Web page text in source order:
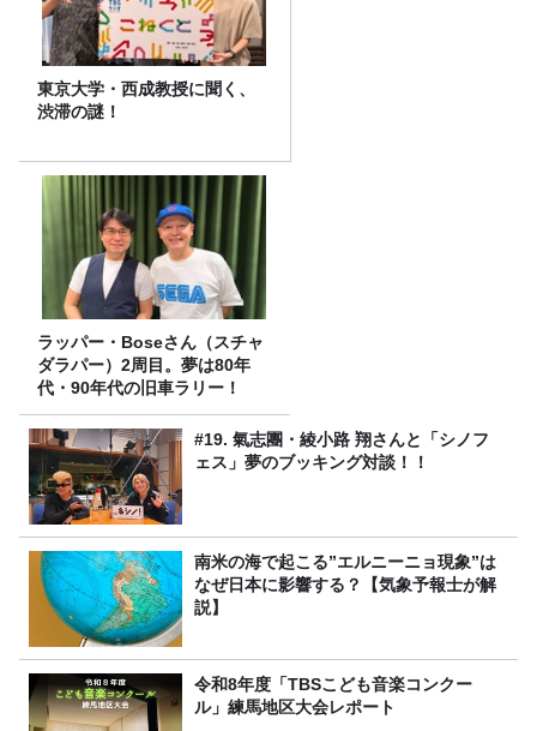
東京大学・西成教授に聞く、
渋滞の謎！
ラッパー・Boseさん（スチャ
ダラパー）2周目。夢は80年
代・90年代の旧車ラリー！
#19. 氣志團・綾小路 翔さんと「シノフ
ェス」夢のブッキング対談！！
南米の海で起こる”エルニーニョ現象”は
なぜ日本に影響する？【気象予報士が解
説】
令和8年度「TBSこども音楽コンクー
ル」練馬地区大会レポート